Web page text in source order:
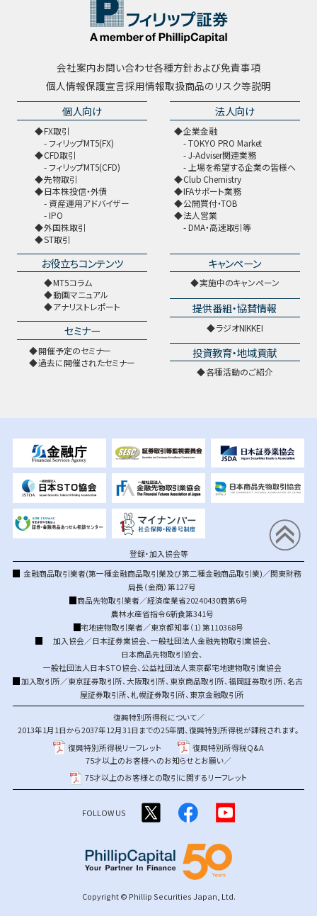
会社案内お問い合わせ各種方針および免責事項
個人情報保護宣言採用情報取扱商品のリスク等説明
個人向け
FX取引
フィリップMT5(FX)
CFD取引
フィリップMT5(CFD)
先物取引
日本株投信・外債
資産運用アドバイザー
IPO
外国株取引
ST取引
法人向け
企業金融
TOKYO PRO Market
J-Adviser関連業務
上場を希望する企業の皆様へ
Club Chemistry
IFAサポート業務
公開買付・TOB
法人営業
DMA・高速取引等
お役立ちコンテンツ
MT5コラム
動画マニュアル
アナリストレポート
セミナー
開催予定のセミナー
過去に開催されたセミナー
キャンペーン
実施中のキャンペーン
提供番組・協賛情報
ラジオNIKKEI
投資教育・地域貢献
各種活動のご紹介
登録・加入協会等
金融商品取引業者(第一種金融商品取引業及び第二種金融商品取引業)／関東財務
局長（金商）第127号
商品先物取引業者／経済産業省20240430商第6号
農林水産省指令6新食第341号
宅地建物取引業者／東京都知事（1）第110368号
加入協会／日本証券業協会、 一般社団法人金融先物取引業協会、
日本商品先物取引協会、
一般社団法人日本STO協会、 公益社団法人東京都宅地建物取引業協会
加入取引所／東京証券取引所、大阪取引所、 東京商品取引所、福岡証券取引所、名古
屋証券取引所、札幌証券取引所、 東京金融取引所
復興特別所得税について／
2013年1月1日から2037年12月31日までの25年間、復興特別所得税が課税されます。
復興特別所得税リーフレット
復興特別所得税Q&A
75才以上のお客様へのお知らせとお願い／
75才以上のお客様との取引に関するリーフレット
FOLLOW US
Copyright © Phillip Securities Japan, Ltd.